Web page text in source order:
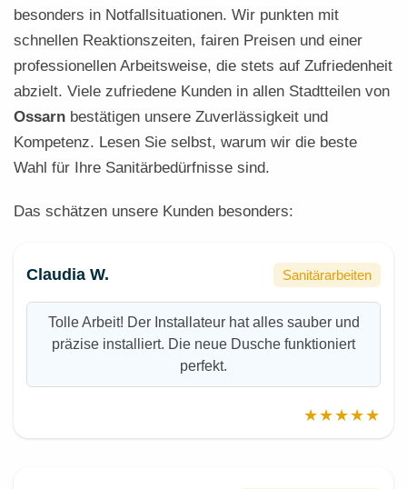
besonders in Notfallsituationen. Wir punkten mit
schnellen Reaktionszeiten, fairen Preisen und einer
professionellen Arbeitsweise, die stets auf Zufriedenheit
abzielt. Viele zufriedene Kunden in allen Stadtteilen von
Ossarn bestätigen unsere Zuverlässigkeit und
Kompetenz. Lesen Sie selbst, warum wir die beste
Wahl für Ihre Sanitärbedürfnisse sind.
Das schätzen unsere Kunden besonders:
Claudia W. Sanitärarbeiten
Tolle Arbeit! Der Installateur hat alles sauber und
präzise installiert. Die neue Dusche funktioniert
perfekt.
★★★★★